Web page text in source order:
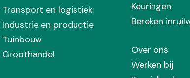
Transport en logistiek
Industrie en productie
Tuinbouw
Groothandel
Keuringen
Bereken
Over ons
Werken bij